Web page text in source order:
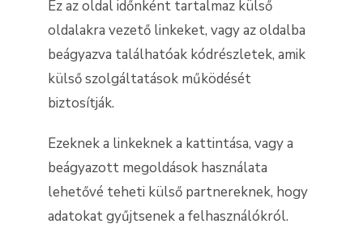
Ez az oldal időnként tartalmaz külső
oldalakra vezető linkeket, vagy az oldalba
beágyazva találhatóak kódrészletek, amik
külső szolgáltatások működését
biztosítják.
Ezeknek a linkeknek a kattintása, vagy a
beágyazott megoldások használata
lehetővé teheti külső partnereknek, hogy
adatokat gyűjtsenek a felhasználókról.